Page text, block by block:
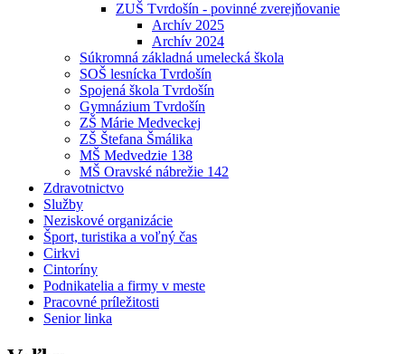
ZUŠ Tvrdošín - povinné zverejňovanie
Archív 2025
Archív 2024
Súkromná základná umelecká škola
SOŠ lesnícka Tvrdošín
Spojená škola Tvrdošín
Gymnázium Tvrdošín
ZŠ Márie Medveckej
ZŠ Štefana Šmálika
MŠ Medvedzie 138
MŠ Oravské nábrežie 142
Zdravotnictvo
Služby
Neziskové organizácie
Šport, turistika a voľný čas
Cirkvi
Cintoríny
Podnikatelia a firmy v meste
Pracovné príležitosti
Senior linka